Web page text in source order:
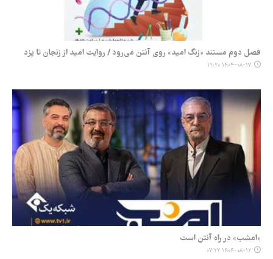
فصل دوم مستند «زنگ امید» روی آنتن می‌رود / روایت امید از زنجان تا یزد
۱۴۰۴-۰۸-۱۷ ۱۲:۲۰
«امشب» در راه آنتن است
۱۴۰۴-۰۸-۱۲ ۰۷:۲۲